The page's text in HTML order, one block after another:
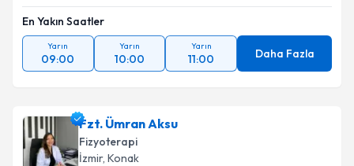
En Yakın Saatler
Yarın
09:00
Yarın
10:00
Yarın
11:00 Daha Fazla
Fzt. Ümran Aksu
Fizyoterapi
İzmir, Konak